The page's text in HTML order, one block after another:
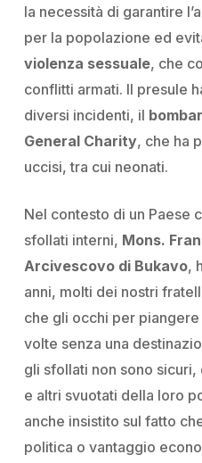
la necessità di garantire
per la popolazione ed
violenza sessuale, che
conflitti armati. Il presule
diversi incidenti, il
General Charity, che ha
uccisi, tra cui neonati.
Nel contesto di un Paese
sfollati interni, Mons.
Arcivescovo di Bukavo,
anni, molti dei nostri
che gli occhi per
volte senza una
gli sfollati non sono
e altri svuotati della loro
anche insistito sul fatto
politica o vantaggio